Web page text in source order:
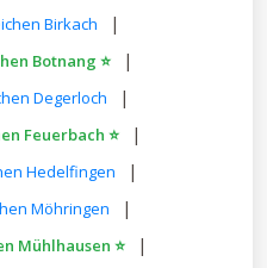
Birkach |
Botnang ⭐ |
Degerloch |
Feuerbach ⭐ |
Hedelfingen |
Möhringen |
Mühlhausen ⭐ |